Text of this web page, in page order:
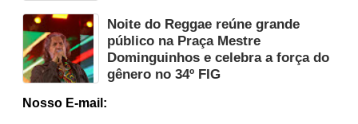
Noite do Reggae reúne grande
público na Praça Mestre
Dominguinhos e celebra a força do
gênero no 34º FIG
Nosso E-mail: